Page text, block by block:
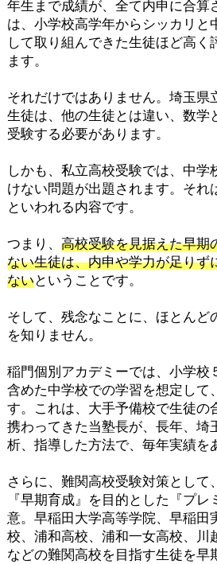
年生まで成績が、全て内申に合算
は、小学校高学年からシッカリと
して取り組んできた生徒ほど高く
ます。
それだけではありません。埼玉県
生徒は、他の生徒とは違い、数学
受験する必要があります。
しかも、私立高校受験では、中学
けない問題が出題されます。それ
といわれる内容です。
つまり、 高校受験を見据えた早期
ない生徒は、内申や学力が足りず
ないということです。
そして、残念なことに、ほとんど
を知りません。
稲門個別アカデミーでは、小学校
含めた中学校での学習を想定して
す。これは、大手予備校で生徒の
携わってきた当塾長が、長年、埼
析、指導した方法で、毎年実績を
さらに、難関高校受験対策として
『早期育成』を目的とした『プレ
意。早稲田大学高等学院、早稲田
校、浦和高校、浦和一女高校、川
などの難関高校を目指す生徒を早